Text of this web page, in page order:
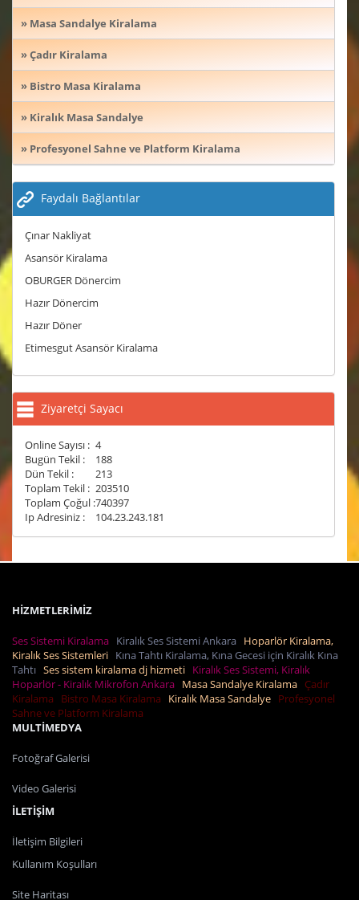
» Masa Sandalye Kiralama
» Çadır Kiralama
» Bistro Masa Kiralama
» Kiralık Masa Sandalye
» Profesyonel Sahne ve Platform Kiralama
Faydalı Bağlantılar
Çınar Nakliyat
Asansör Kiralama
OBURGER Dönercim
Hazır Dönercim
Hazır Döner
Etimesgut Asansör Kiralama
Ziyaretçi Sayacı
Online Sayısı : 4
Bugün Tekil :
188
Dün Tekil :
213
Toplam Tekil : 203510
Toplam Çoğul :740397
Ip Adresiniz :
104.23.243.181
HİZMETLERİMİZ
Ses Sistemi Kiralama Kiralık Ses Sistemi Ankara Hoparlör Kiralama,
Kiralık Ses Sistemleri Kına Tahtı Kiralama, Kına Gecesi için Kiralık Kına
Tahtı Ses sistem kiralama dj hizmeti Kiralık Ses Sistemi, Kiralık
Hoparlör - Kiralık Mikrofon Ankara Masa Sandalye Kiralama Çadır
Kiralama
Bistro Masa Kiralama Kiralık Masa Sandalye Profesyonel
Sahne ve Platform Kiralama
MULTİMEDYA
Fotoğraf Galerisi
Video Galerisi
İLETİŞİM
İletişim Bilgileri
Kullanım Koşulları
Site Haritası